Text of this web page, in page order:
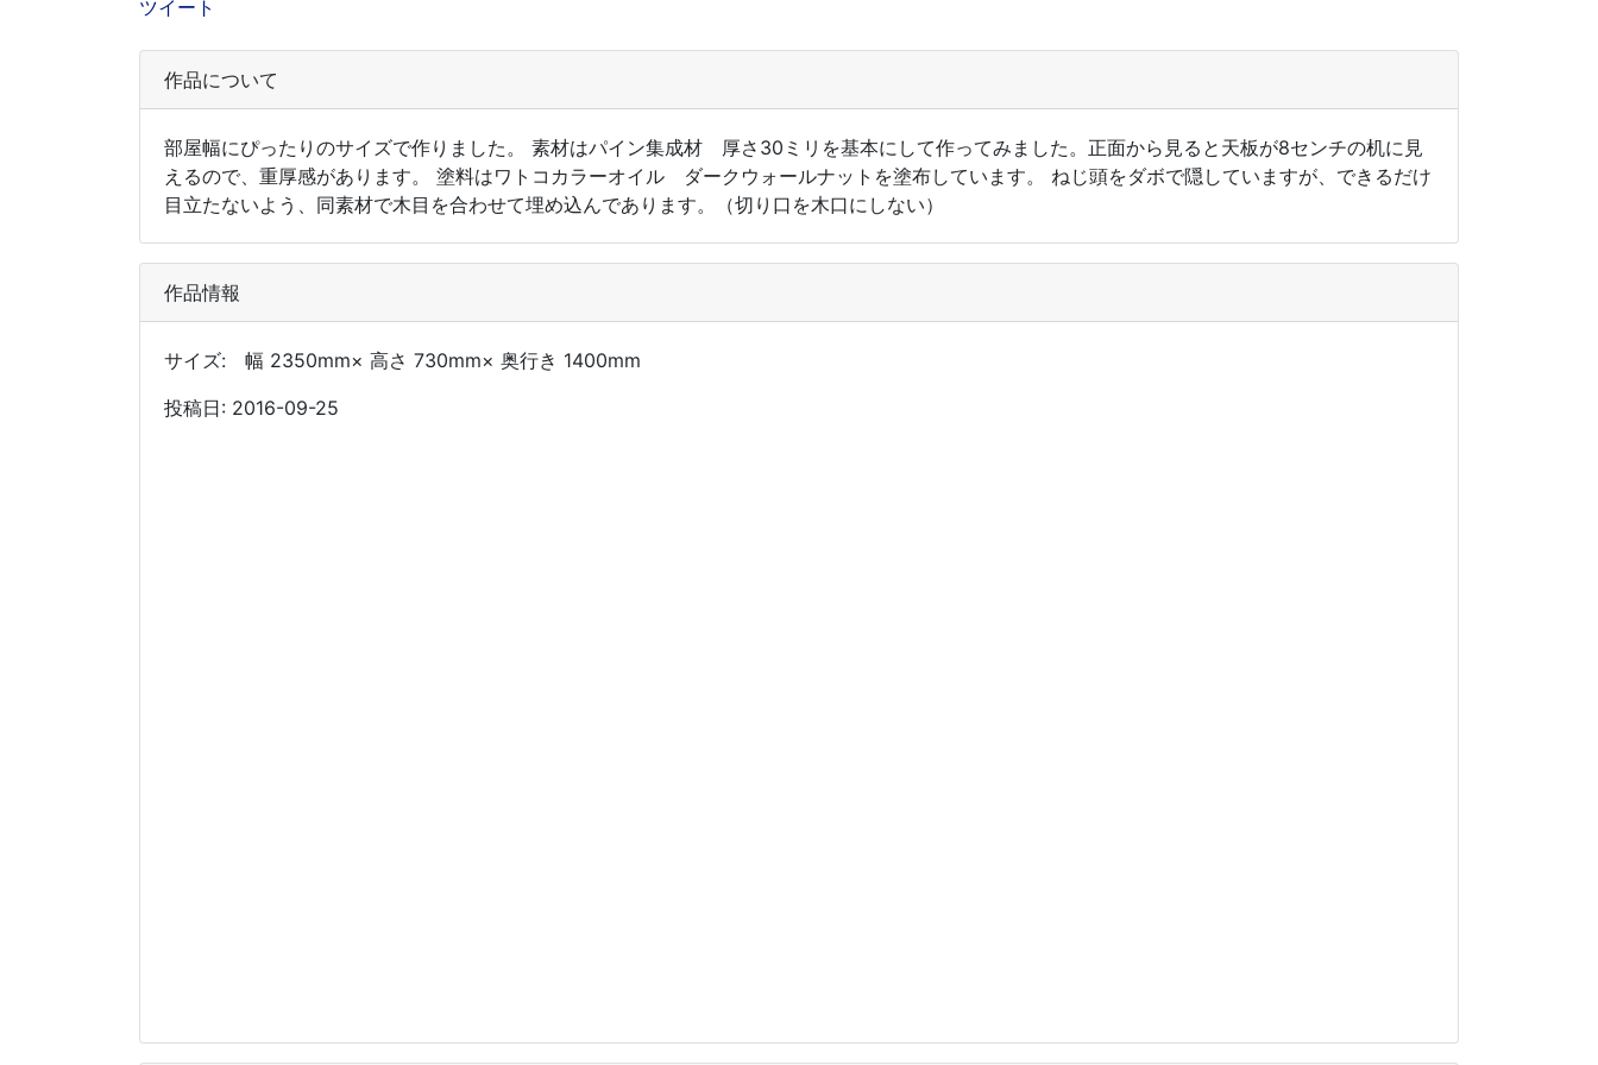
ツイート
作品について
部屋幅にぴったりのサイズで作りました。 素材はパイン集成材 厚さ30ミリを基本にして作ってみました。正面から見ると天板が8センチの机に見
えるので、重厚感があります。 塗料はワトコカラーオイル ダークウォールナットを塗布しています。 ねじ頭をダボで隠していますが、できるだけ
目立たないよう、同素材で木目を合わせて埋め込んであります。（切り口を木口にしない）
作品情報
サイズ: 幅 2350mm× 高さ 730mm× 奥行き 1400mm
投稿日: 2016-09-25